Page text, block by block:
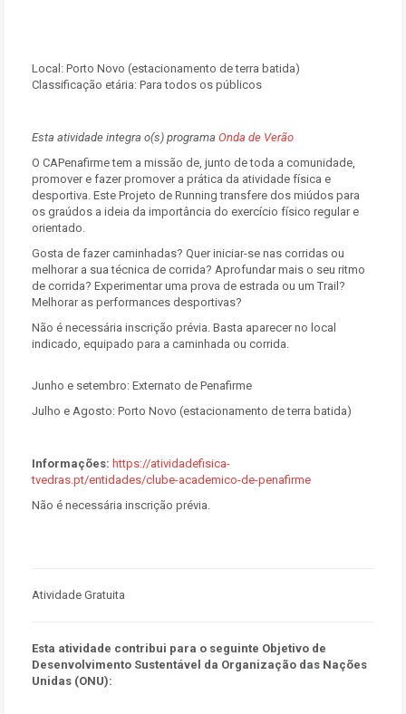
Local: Porto Novo (estacionamento de terra batida)
Classificação etária: Para todos os públicos
Esta atividade integra o(s) programa Onda de Verão
O CAPenafirme tem a missão de, junto de toda a comunidade,
promover e fazer promover a prática da atividade física e
desportiva. Este Projeto de Running transfere dos miúdos para
os graúdos a ideia da importância do exercício físico regular e
orientado.
Gosta de fazer caminhadas? Quer iniciar-se nas corridas ou
melhorar a sua técnica de corrida? Aprofundar mais o seu ritmo
de corrida? Experimentar uma prova de estrada ou um Trail?
Melhorar as performances desportivas?
Não é necessária inscrição prévia. Basta aparecer no local
indicado, equipado para a caminhada ou corrida.
Junho e setembro: Externato de Penafirme
Julho e Agosto: Porto Novo (estacionamento de terra batida)
Informações: https://atividadefisica-
tvedras.pt/entidades/clube-academico-de-penafirme
Não é necessária inscrição prévia.
Atividade Gratuita
Esta atividade contribui para o seguinte Objetivo de
Desenvolvimento Sustentável da Organização das Nações
Unidas (ONU):